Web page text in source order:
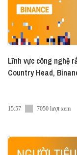
Lĩnh vực công nghệ
Country Head,
15:57 7050 lượt xem